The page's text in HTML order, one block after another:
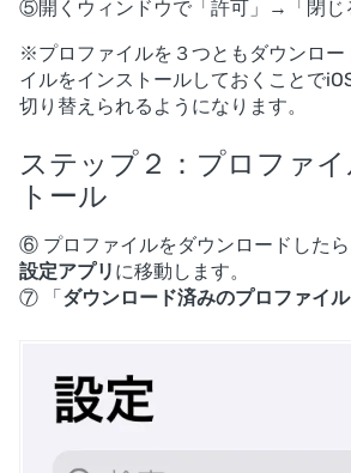
⑤開くウィンドウで「許可」→「閉じ
※プロファイルを３つともダウンロー
イルをインストールしておくことで
切り替えられるようになります。
ステップ２：プロファ
トール
⑥ プロファイルをダウンロードした
設定アプリ に移動します。
⑦ 「 ダウンロード済みのプロファイル